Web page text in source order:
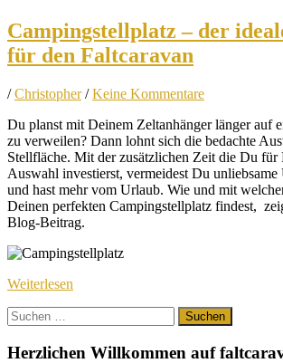
Campingstellplatz – der
für den Faltcaravan
/Christopher /Keine Kommentare
Du planst mit Deinem Zeltanhänger länger auf
zu verweilen? Dann lohnt sich die bedachte
Stellfläche. Mit der zusätzlichen Zeit die Du für
Auswahl investierst, vermeidest Du unliebsame
und hast mehr vom Urlaub. Wie und mit
Deinen perfekten Campingstellplatz findest,
Blog-Beitrag.
Weiterlesen
Suchen
nach:
Herzlichen Willkommen auf